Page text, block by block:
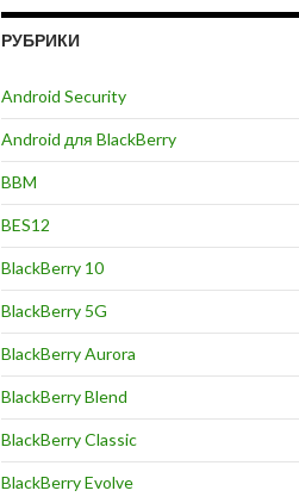
РУБРИКИ
Android Security
Android для BlackBerry
BBM
BES12
BlackBerry 10
BlackBerry 5G
BlackBerry Aurora
BlackBerry Blend
BlackBerry Classic
BlackBerry Evolve